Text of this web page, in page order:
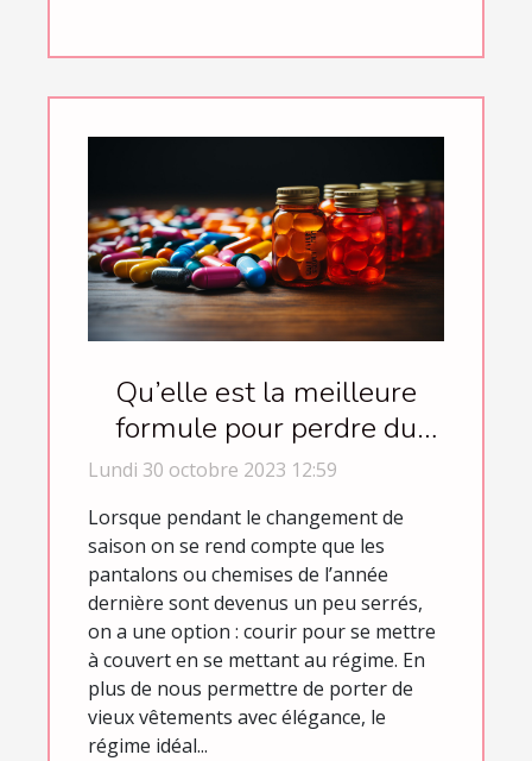
Qu’elle est la meilleure
formule pour perdre du
poids ?
Lundi 30 octobre 2023 12:59
Lorsque pendant le changement de
saison on se rend compte que les
pantalons ou chemises de l’année
dernière sont devenus un peu serrés,
on a une option : courir pour se mettre
à couvert en se mettant au régime. En
plus de nous permettre de porter de
vieux vêtements avec élégance, le
régime idéal...